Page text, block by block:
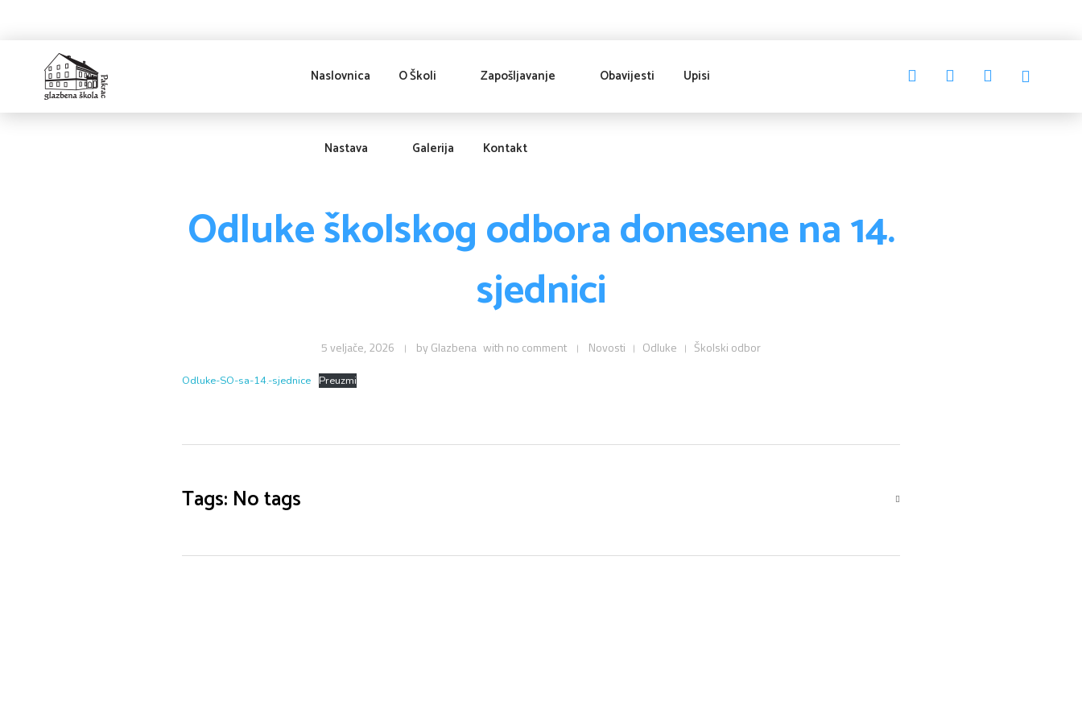
Naslovnica O Školi Zapošljavanje Obavijesti Upisi
Nastava Galerija Kontakt
Odluke školskog odbora donesene na 14.
sjednici
5 veljače, 2026 by Glazbena with no comment Novosti Odluke Školski odbor
Odluke-SO-sa-14.-sjednice Preuzmi
Tags: No tags